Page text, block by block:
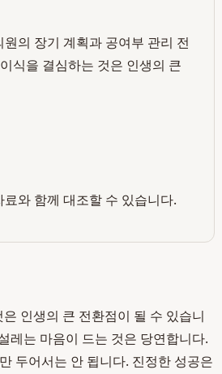
의 장기 계획과 공여부 관리 전
식을 결심하는 것은 인생의 큰
료와 함께 대조할 수 있습니다.
인생의 큰 전환점이 될 수 있습니
레는 마음이 드는 것은 당연합니다.
두어서는 안 됩니다. 진정한 성공은